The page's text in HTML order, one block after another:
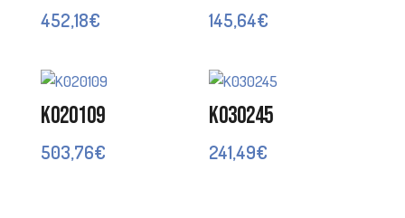
452,18€ 145,64€
K020109
503,76€
K030245
241,49€